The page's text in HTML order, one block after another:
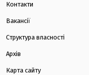
Контакти
Вакансії
Структура власності
Архів
Карта сайту